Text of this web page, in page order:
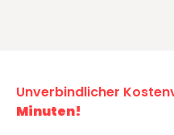
Unverbindlicher
Minuten!